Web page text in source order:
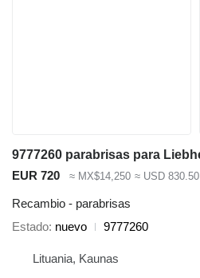
EUR 720 ≈ MX$14,250 ≈ USD 830.50
Recambio - parabrisas
Estado nuevo 9777260
Lituania, Kaunas